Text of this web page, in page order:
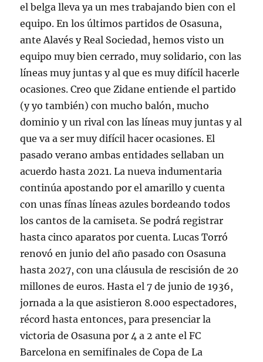
el belga lleva ya un mes trabajando bien con el
equipo. En los últimos partidos de Osasuna,
ante Alavés y Real Sociedad, hemos visto un
equipo muy bien cerrado, muy solidario, con las
líneas muy juntas y al que es muy difícil hacerle
ocasiones. Creo que Zidane entiende el partido
(y yo también) con mucho balón, mucho
dominio y un rival con las líneas muy juntas y al
que va a ser muy difícil hacer ocasiones. El
pasado verano ambas entidades sellaban un
acuerdo hasta 2021. La nueva indumentaria
continúa apostando por el amarillo y cuenta
con unas fínas líneas azules bordeando todos
los cantos de la camiseta. Se podrá registrar
hasta cinco aparatos por cuenta. Lucas Torró
renovó en junio del año pasado con Osasuna
hasta 2027, con una cláusula de rescisión de 20
millones de euros. Hasta el 7 de junio de 1936,
jornada a la que asistieron 8.000 espectadores,
récord hasta entonces, para presenciar la
victoria de Osasuna por 4 a 2 ante el FC
Barcelona en semifinales de Copa de La